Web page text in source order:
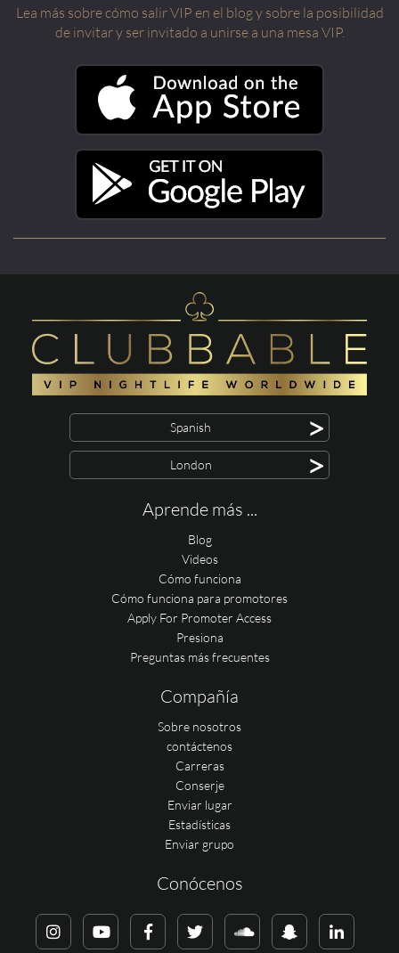
Lea más sobre cómo salir VIP en el blog y sobre la posibilidad
de invitar y ser invitado a unirse a una mesa VIP.
Spanish >
London >
Aprende más ...
Blog
Videos
Cómo funciona
Cómo funciona para promotores
Apply For Promoter Access
Presiona
Preguntas más frecuentes
Compañía
Sobre nosotros
contáctenos
Carreras
Conserje
Enviar lugar
Estadísticas
Enviar grupo
Conócenos